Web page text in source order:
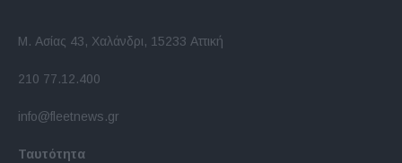
Μ. Ασίας 43, Χαλάνδρι, 15233 Αττική
210 77.12.400
info@fleetnews.gr
Ταυτότητα